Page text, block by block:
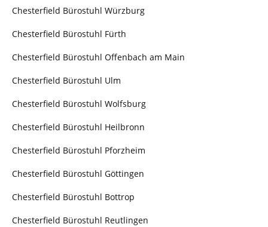
Chesterfield Bürostuhl Würzburg
Chesterfield Bürostuhl Fürth
Chesterfield Bürostuhl Offenbach am Main
Chesterfield Bürostuhl Ulm
Chesterfield Bürostuhl Wolfsburg
Chesterfield Bürostuhl Heilbronn
Chesterfield Bürostuhl Pforzheim
Chesterfield Bürostuhl Göttingen
Chesterfield Bürostuhl Bottrop
Chesterfield Bürostuhl Reutlingen